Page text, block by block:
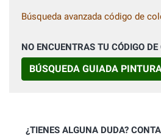
Búsqueda avanzada código de
NO ENCUENTRAS TU CÓDIGO DE
BÚSQUEDA GUIADA
¿TIENES ALGUNA DUDA?